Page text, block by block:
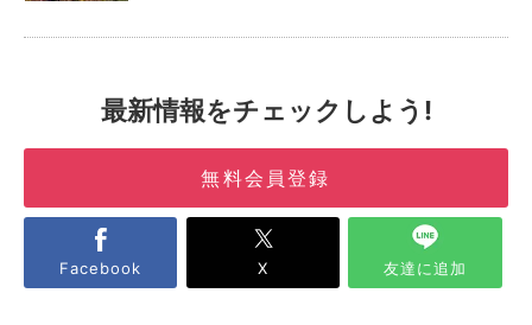
最新情報をチェックしよう!
無料会員登録
Facebook X 友達に追加